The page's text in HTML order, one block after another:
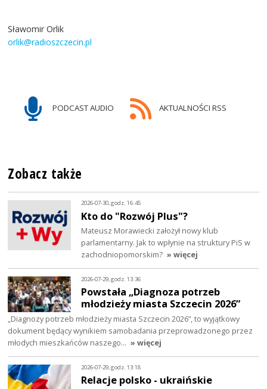
Sławomir Orlik
orlik@radioszczecin.pl
PODCAST AUDIO AKTUALNOŚCI RSS
Zobacz także
2026-07-30, godz. 16:45
Kto do "Rozwój Plus"?
Mateusz Morawiecki założył nowy klub
parlamentarny. Jak to wpłynie na struktury PiS w
zachodniopomorskim? » więcej
2026-07-29, godz. 13:36
Powstała „Diagnoza potrzeb
młodzieży miasta Szczecin 2026”
„Diagnozy potrzeb młodzieży miasta Szczecin 2026”, to wyjątkowy
dokument będący wynikiem samobadania przeprowadzonego przez
młodych mieszkańców naszego… » więcej
2026-07-29, godz. 13:18
Relacje polsko - ukraińskie